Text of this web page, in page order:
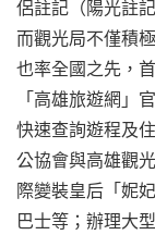
侶註記（陽光註
而觀光局不僅積
也率全國之先，
「高雄旅遊網」
快速查詢遊程及
公協會與高雄觀
際變裝皇后「妮
巴士等；辦理大